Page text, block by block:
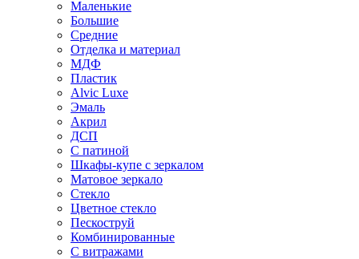
Маленькие
Большие
Средние
Отделка и материал
МДФ
Пластик
Alvic Luxe
Эмаль
Акрил
ДСП
С патиной
Шкафы-купе с зеркалом
Матовое зеркало
Стекло
Цветное стекло
Пескоструй
Комбинированные
С витражами